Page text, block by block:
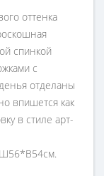
оттенка
спинкой
с
отделаны
впишется как
в стиле арт-